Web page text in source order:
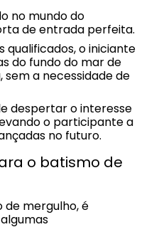
no mundo do
de entrada perfeita.
qualificados, o iniciante
do fundo do mar de
a necessidade de
despertar o interesse
o participante a
no futuro.
o batismo de
de mergulho, é